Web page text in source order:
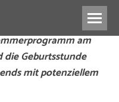
am
Geburtsstunde
mit potenziellem